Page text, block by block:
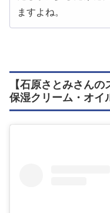
ますよね。
【石原さとみさん
保湿クリーム・オイ